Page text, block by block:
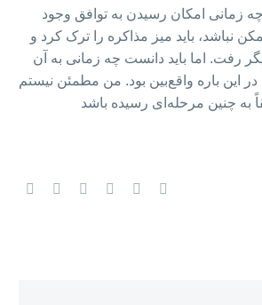
زمانی امکان رسیدن به توافق وجود
نباشد، باید میز مذاکره را ترک کرد و
رفت. اما باید دانست چه زمانی به آن
در این باره واقع‌بین بود. من مطمئن نیستم